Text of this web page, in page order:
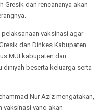
Gresik dan rencananya akan
vaksinasi agar
dan Dinkes Kabupaten
MUI kabupaten dan
diniyah beserta keluarga serta
Nur Aziz mengatakan,
vaksinasi yang akan